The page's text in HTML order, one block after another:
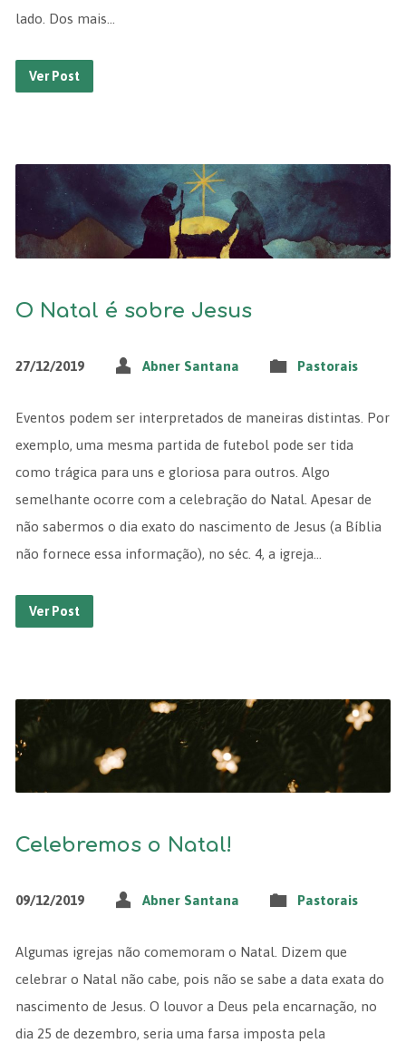
lado. Dos mais…
Ver Post
O Natal é sobre Jesus
27/12/2019 Abner Santana Pastorais
Eventos podem ser interpretados de maneiras distintas. Por
exemplo, uma mesma partida de futebol pode ser tida
como trágica para uns e gloriosa para outros. Algo
semelhante ocorre com a celebração do Natal. Apesar de
não sabermos o dia exato do nascimento de Jesus (a Bíblia
não fornece essa informação), no séc. 4, a igreja…
Ver Post
Celebremos o Natal!
09/12/2019 Abner Santana Pastorais
Algumas igrejas não comemoram o Natal. Dizem que
celebrar o Natal não cabe, pois não se sabe a data exata do
nascimento de Jesus. O louvor a Deus pela encarnação, no
dia 25 de dezembro, seria uma farsa imposta pela